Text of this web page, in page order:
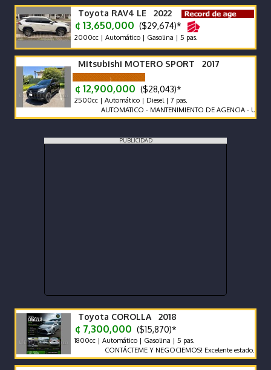
Toyota RAV4 LE 2022
¢ 13,650,000 ($29,674)*
2000cc | Automático | Gasolina | 5 pas.
Mitsubishi MOTERO SPORT 2017
¢ 12,900,000 ($28,043)*
2500cc | Automático | Diesel | 7 pas.
AUTOMATICO - MANTENIMIENTO DE AGENCIA - UNICO
PUBLICIDAD
Toyota COROLLA 2018
¢ 7,300,000 ($15,870)*
1800cc | Automático | Gasolina | 5 pas.
CONTÁCTEME Y NEGOCIEMOS! Excelente estado.